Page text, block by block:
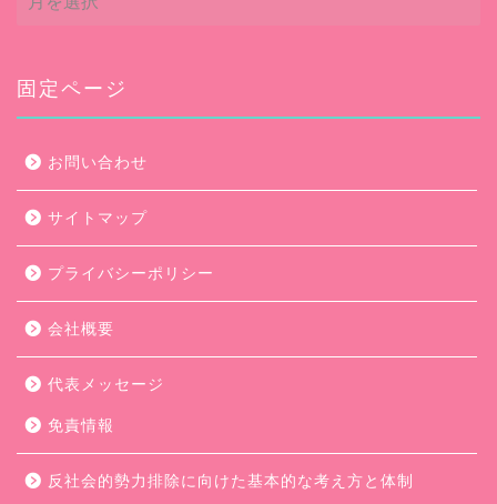
ー
ブ
固定ページ
お問い合わせ
サイトマップ
プライバシーポリシー
会社概要
代表メッセージ
免責情報
反社会的勢力排除に向けた基本的な考え方と体制